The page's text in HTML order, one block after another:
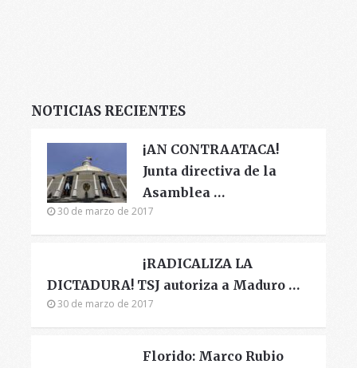
NOTICIAS RECIENTES
¡AN CONTRAATACA!
Junta directiva de la
Asamblea …
30 de marzo de 2017
¡RADICALIZA LA
DICTADURA! TSJ autoriza a Maduro …
30 de marzo de 2017
Florido: Marco Rubio